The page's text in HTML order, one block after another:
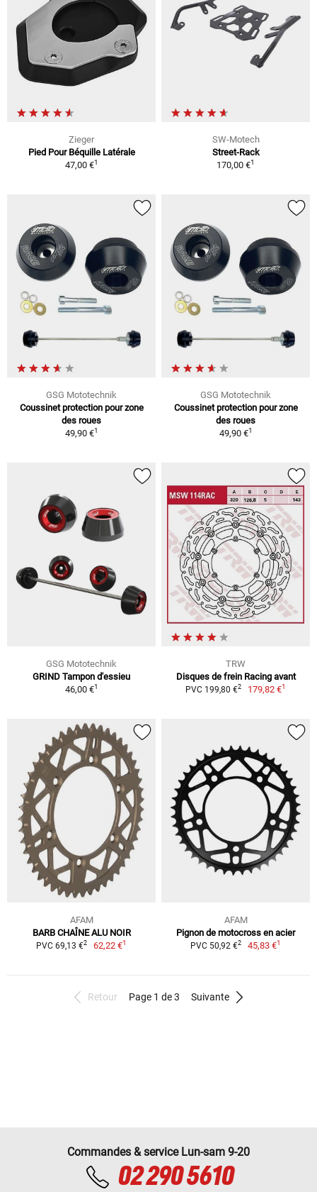
Zieger
Pied Pour Béquille Latérale
47,00 €1
SW-Motech
Street-Rack
170,00 €1
GSG Mototechnik
Coussinet protection pour zone
des roues
49,90 €1
GSG Mototechnik
Coussinet protection pour zone
des roues
49,90 €1
GSG Mototechnik
GRIND Tampon d'essieu
46,00 €1
TRW
Disques de frein Racing avant
PVC 199,80 €2 179,82 €1
AFAM
BARB CHAÎNE ALU NOIR
PVC 69,13 €2 62,22 €1
AFAM
Pignon de motocross en acier
PVC 50,92 €2 45,83 €1
Retour Page 1 de 3 Suivante
Commandes & service Lun-sam 9-20
02 290 5610